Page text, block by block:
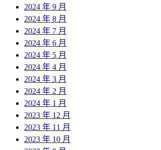
2024 年 9 月
2024 年 8 月
2024 年 7 月
2024 年 6 月
2024 年 5 月
2024 年 4 月
2024 年 3 月
2024 年 2 月
2024 年 1 月
2023 年 12 月
2023 年 11 月
2023 年 10 月